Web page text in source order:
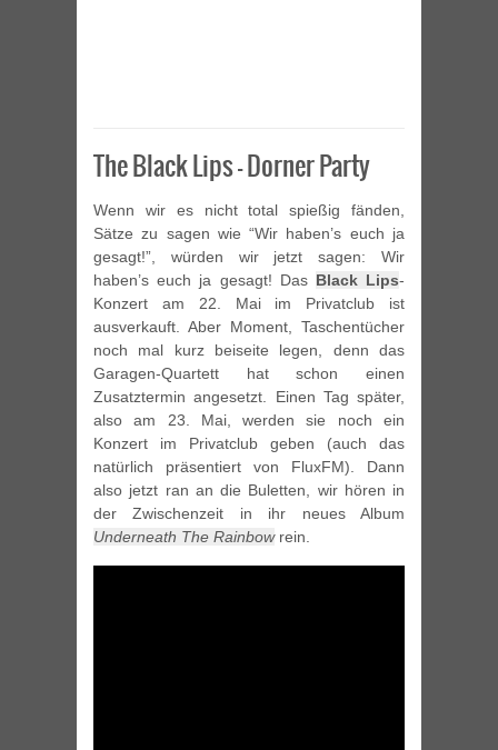
The Black Lips – Dorner Party
Wenn wir es nicht total spießig fänden,
Sätze zu sagen wie “Wir haben’s euch ja
gesagt!”, würden wir jetzt sagen: Wir
haben’s euch ja gesagt! Das Black Lips-
Konzert am 22. Mai im Privatclub ist
ausverkauft. Aber Moment, Taschentücher
noch mal kurz beiseite legen, denn das
Garagen-Quartett hat schon einen
Zusatztermin angesetzt. Einen Tag später,
also am 23. Mai, werden sie noch ein
Konzert im Privatclub geben (auch das
natürlich präsentiert von FluxFM). Dann
also jetzt ran an die Buletten, wir hören in
der Zwischenzeit in ihr neues Album
Underneath The Rainbowrein.